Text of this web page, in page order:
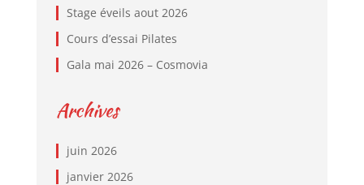
Stage éveils aout 2026
Cours d’essai Pilates
Gala mai 2026 – Cosmovia
Archives
juin 2026
janvier 2026